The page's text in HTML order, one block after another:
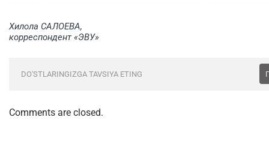
Хилола САЛОЕВА,
корреспондент «ЭВУ»
DO'STLARINGIZGA TAVSIYA ETING
Comments are closed.